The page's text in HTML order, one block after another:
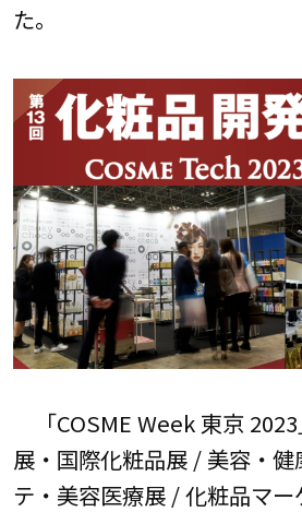
た。
「COSME Week 東京
展・国際化粧品展 / 美容・
テ・美容医療展 / 化粧品マ